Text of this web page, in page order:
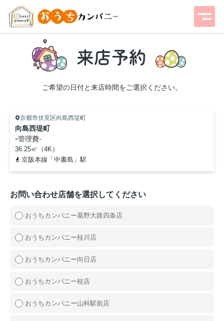
ご希望の日付と来店時間をご選択ください。
京都市伏見区向島西堤町
向島西堤町
-管理費-
36.25㎡（4K）
京阪本線「中書島」駅
お問い合わせ店舗を選択してください
おうちカンパニー葛野大路四条店
おうちカンパニー桂川店
おうちカンパニー向日店
おうちカンパニー桂店
おうちカンパニー山科駅前店